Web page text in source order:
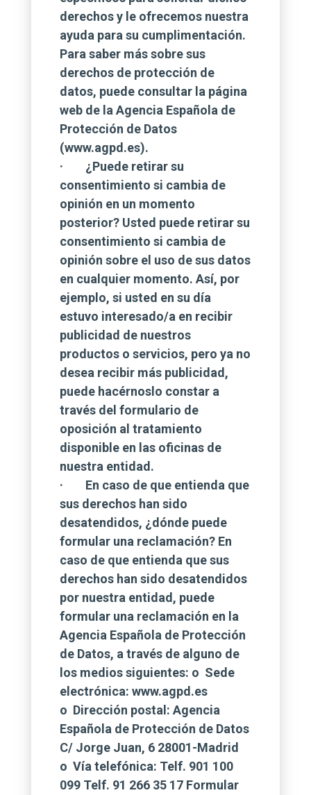
derechos y le ofrecemos nuestra
ayuda para su cumplimentación.
Para saber más sobre sus
derechos de protección de
datos, puede consultar la página
web de la Agencia Española de
Protección de Datos
(www.agpd.es).
· ¿Puede retirar su
consentimiento si cambia de
opinión en un momento
posterior? Usted puede retirar su
consentimiento si cambia de
opinión sobre el uso de sus datos
en cualquier momento. Así, por
ejemplo, si usted en su día
estuvo interesado/a en recibir
publicidad de nuestros
productos o servicios, pero ya no
desea recibir más publicidad,
puede hacérnoslo constar a
través del formulario de
oposición al tratamiento
disponible en las oficinas de
nuestra entidad.
· En caso de que entienda que
sus derechos han sido
desatendidos, ¿dónde puede
formular una reclamación? En
caso de que entienda que sus
derechos han sido desatendidos
por nuestra entidad, puede
formular una reclamación en la
Agencia Española de Protección
de Datos, a través de alguno de
los medios siguientes: o Sede
electrónica: www.agpd.es
o Dirección postal: Agencia
Española de Protección de Datos
C/ Jorge Juan, 6 28001-Madrid
o Vía telefónica: Telf. 901 100
099 Telf. 91 266 35 17 Formular